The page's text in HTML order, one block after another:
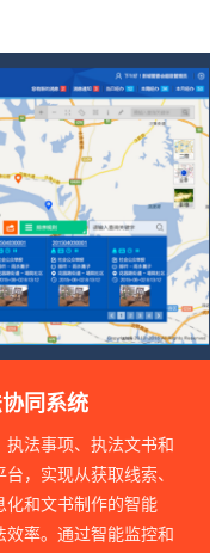
同系统
执法事项、执法文书和
，实现从获取线索、
化和文书制作的智能
率。通过智能监控和